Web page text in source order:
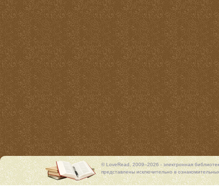
© LoveRead, 2009–2026 - электронная
представлены исключительно в